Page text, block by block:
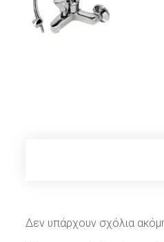
Δεν υπάρχουν σχόλια